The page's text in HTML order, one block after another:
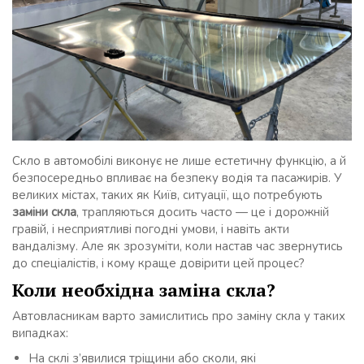
Скло в автомобілі виконує не лише естетичну функцію, а й
безпосередньо впливає на безпеку водія та пасажирів. У
великих містах, таких як Київ, ситуації, що потребують
заміни скла, трапляються досить часто — це і дорожній
гравій, і несприятливі погодні умови, і навіть акти
вандалізму. Але як зрозуміти, коли настав час звернутись
до спеціалістів, і кому краще довірити цей процес?
Коли необхідна заміна скла?
Автовласникам варто замислитись про заміну скла у таких
випадках:
На склі з’явилися тріщини або сколи, які